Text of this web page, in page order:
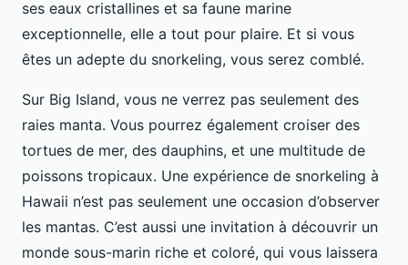
ses eaux cristallines et sa faune marine
exceptionnelle, elle a tout pour plaire. Et si vous
êtes un adepte du snorkeling, vous serez comblé.
Sur Big Island, vous ne verrez pas seulement des
raies manta. Vous pourrez également croiser des
tortues de mer, des dauphins, et une multitude de
poissons tropicaux. Une expérience de snorkeling à
Hawaii n’est pas seulement une occasion d’observer
les mantas. C’est aussi une invitation à découvrir un
monde sous-marin riche et coloré, qui vous laissera